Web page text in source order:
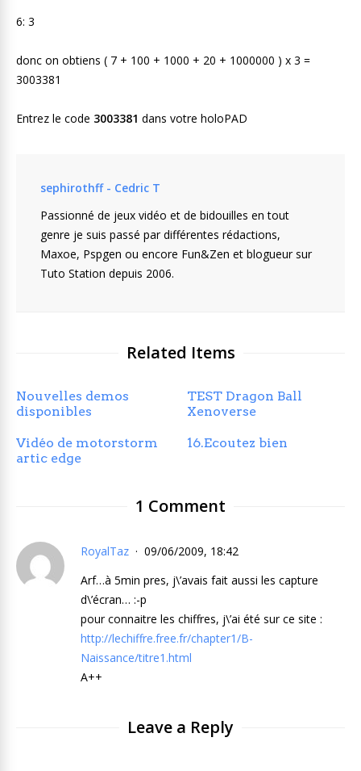
6: 3
donc on obtiens ( 7 + 100 + 1000 + 20 + 1000000 ) x 3 =
3003381
Entrez le code 3003381 dans votre holoPAD
sephirothff - Cedric T
Passionné de jeux vidéo et de bidouilles en tout
genre je suis passé par différentes rédactions,
Maxoe, Pspgen ou encore Fun&Zen et blogueur sur
Tuto Station depuis 2006.
Related Items
Nouvelles demos
disponibles
TEST Dragon Ball
Xenoverse
Vidéo de motorstorm
artic edge
16.Ecoutez bien
1 Comment
RoyalTaz
09/06/2009, 18:42
Arf…à 5min pres, j\’avais fait aussi les capture
d\’écran… :-p
pour connaitre les chiffres, j\’ai été sur ce site :
http://lechiffre.free.fr/chapter1/B-
Naissance/titre1.html
A++
Leave a Reply